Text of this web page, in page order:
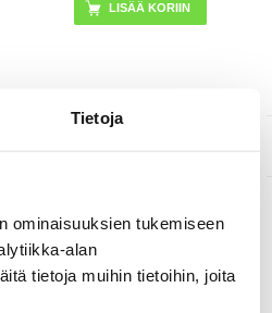
Tietoja
ominaisuuksien tukemiseen
alan
tietoja muihin tietoihin, joita
KESKUSVARASTOSSA